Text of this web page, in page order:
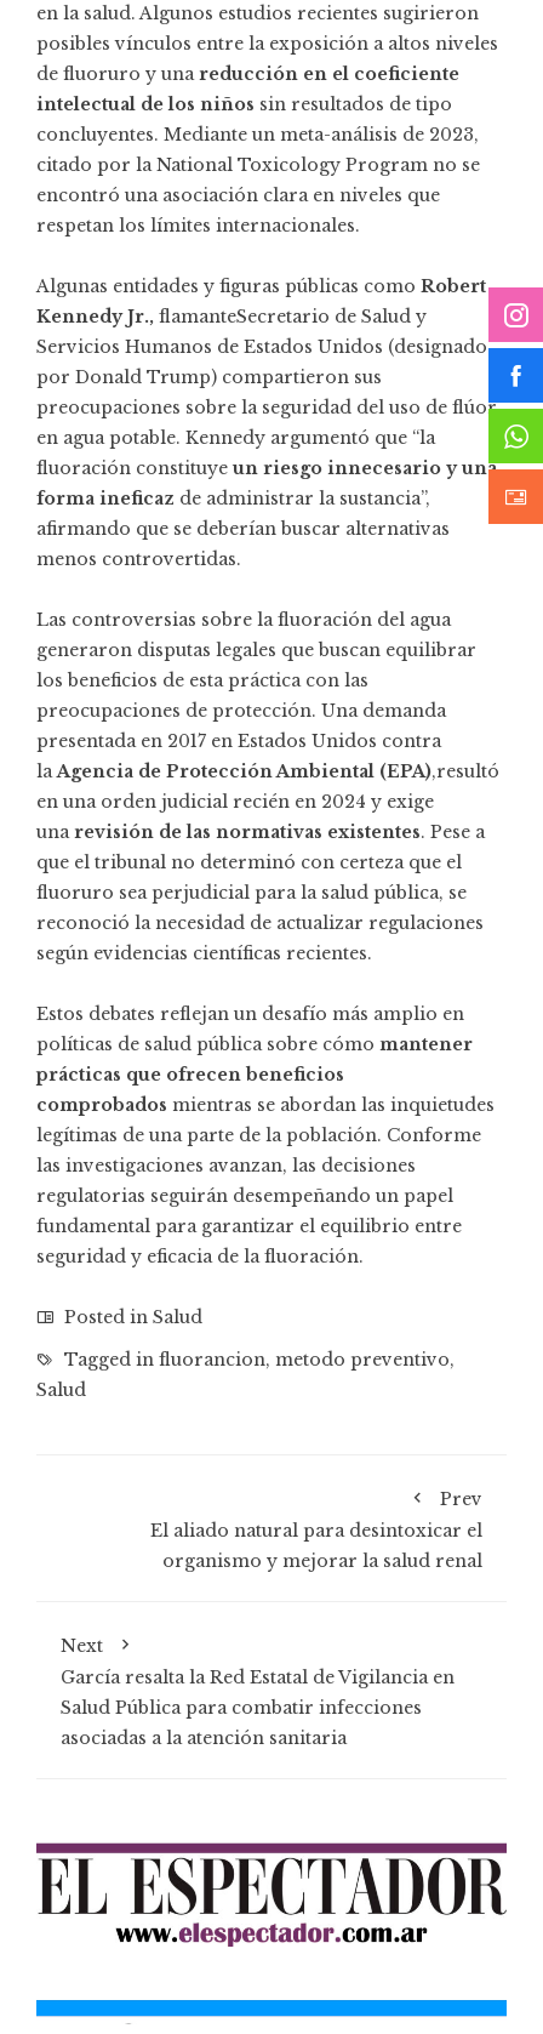
en la salud. Algunos estudios recientes sugirieron
posibles vínculos entre la exposición a altos niveles
de fluoruro y unareducción en el coeficiente
intelectual de los niños sin resultados de tipo
concluyentes. Mediante un meta-análisis de 2023,
citado por la National Toxicology Program no se
encontró una asociación clara en niveles que
respetan los límites internacionales.
Algunas entidades y figuras públicas como Robert
Kennedy Jr., flamanteSecretario de Salud y
Servicios Humanos de Estados Unidos (designado
por Donald Trump) compartieron sus
preocupaciones sobre la seguridad del uso de flúor
en agua potable. Kennedy argumentó que “la
fluoración constituye un riesgo innecesario y una
forma ineficaz de administrar la sustancia”,
afirmando que se deberían buscar alternativas
menos controvertidas.
Las controversias sobre la fluoración del agua
generaron disputas legales que buscan equilibrar
los beneficios de esta práctica con las
preocupaciones de protección. Una demanda
presentada en 2017 en Estados Unidos contra
laAgencia de Protección Ambiental (EPA),resultó
en una orden judicial recién en 2024 y exige
unarevisión de las normativas existentes. Pese a
que el tribunal no determinó con certeza que el
fluoruro sea perjudicial para la salud pública, se
reconoció la necesidad de actualizar regulaciones
según evidencias científicas recientes.
Estos debates reflejan un desafío más amplio en
políticas de salud pública sobre cómo mantener
prácticas que ofrecen beneficios
comprobados mientras se abordan las inquietudes
legítimas de una parte de la población. Conforme
las investigaciones avanzan, las decisiones
regulatorias seguirán desempeñando un papel
fundamental para garantizar el equilibrio entre
seguridad y eficacia de la fluoración.
Posted in Salud
Tagged in fluorancion, metodo preventivo,
Salud
Prev
El aliado natural para desintoxicar el
organismo y mejorar la salud renal
Next
García resalta la Red Estatal de Vigilancia en
Salud Pública para combatir infecciones
asociadas a la atención sanitaria